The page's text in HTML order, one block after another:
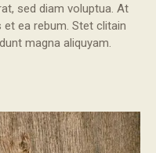
sed diam voluptua. At
ea rebum. Stet clitain
magna aliquyam.